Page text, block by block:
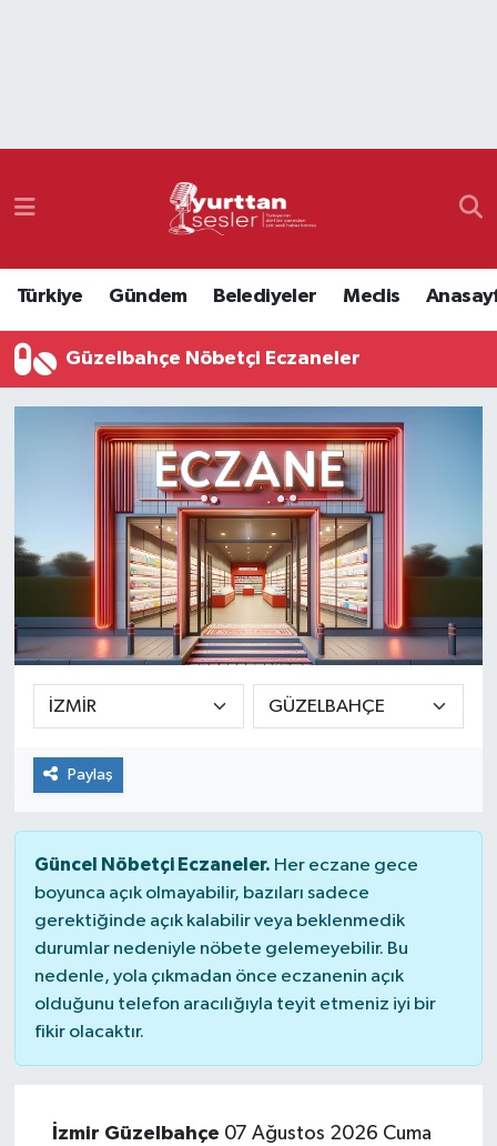
Türkiye Gündem Belediyeler Meclis
Güzelbahçe Nöbetçi Eczaneler
Paylaş
Güncel Nöbetçi Eczaneler. Her eczane gece
boyunca açık olmayabilir, bazıları sadece
gerektiğinde açık kalabilir veya beklenmedik
durumlar nedeniyle nöbete gelemeyebilir. Bu
nedenle, yola çıkmadan önce eczanenin açık
olduğunu telefon aracılığıyla teyit etmeniz iyi bir
fikir olacaktır.
İzmir Güzelbahçe 07 Ağustos 2026 Cuma
Namaz Vakitleri
Süper Lig Puan Durumu ve Fikstür
Tüm Manşetler
Son Dakika Haberleri
Haber Arşivi